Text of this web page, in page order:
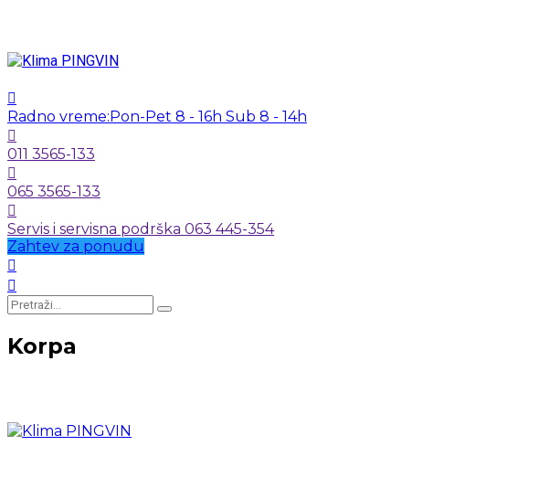
Radno vreme:Pon-Pet 8 - 16h Sub 8 - 14h
011 3565-133
065 3565-133
Servis i servisna podrška 063 445-354
Zahtev za ponudu
Korpa